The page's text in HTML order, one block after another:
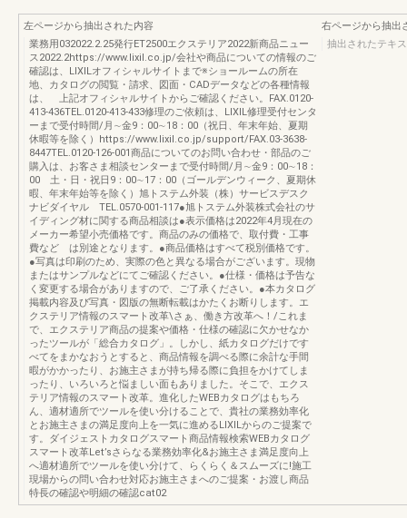
左ページから抽出された内容
業務用032022.2.25発行ET2500エクステリア2022新商品ニュー
ス2022.2https://www.lixil.co.jp/会社や商品についての情報のご
確認は、LIXILオフィシャルサイトまで※ショールームの所在
地、カタログの閲覧・請求、図面・CADデータなどの各種情報
は、 上記オフィシャルサイトからご確認ください。FAX.0120-
413-436TEL.0120-413-433修理のご依頼は、LIXIL修理受付センタ
ーまで受付時間/月∼金9：00∼18：00（祝日、年末年始、夏期
休暇等を除く）https://www.lixil.co.jp/support/FAX.03-3638-
8447TEL.0120-126-001商品についてのお問い合わせ・部品のご
購入は、お客さま相談センターまで受付時間/月∼金9：00∼18：
00 土・日・祝日9：00∼17：00（ゴールデンウィーク、夏期休
暇、年末年始等を除く）旭トステム外装（株）サービスデスク
ナビダイヤル TEL.0570-001-117●旭トステム外装株式会社のサ
イディング材に関する商品相談は●表示価格は2022年4月現在の
メーカー希望小売価格です。商品のみの価格で、取付費・工事
費など は別途となります。●商品価格はすべて税別価格です。
●写真は印刷のため、実際の色と異なる場合がございます。現物
またはサンプルなどにてご確認ください。●仕様・価格は予告な
く変更する場合がありますので、ご了承ください。●本カタログ
掲載内容及び写真・図版の無断転載はかたくお断りします。エ
クステリア情報のスマート改革\さぁ、働き方改革へ！/これま
で、エクステリア商品の提案や価格・仕様の確認に欠かせなか
ったツールが「総合カタログ」。しかし、紙カタログだけです
べてをまかなおうとすると、商品情報を調べる際に余計な手間
暇がかかったり、お施主さまが持ち帰る際に負担をかけてしま
ったり、いろいろと悩ましい面もありました。そこで、エクス
テリア情報のスマート改革。進化したWEBカタログはもちろ
ん、適材適所でツールを使い分けることで、貴社の業務効率化
とお施主さまの満足度向上を一気に進めるLIXILからのご提案で
す。ダイジェストカタログスマート商品情報検索WEBカタログ
スマート改革Let’sさらなる業務効率化&お施主さま満足度向上
へ適材適所でツールを使い分けて、らくらく＆スムーズに!施工
現場からの問い合わせ対応お施主さまへのご提案・お渡し商品
特長の確認や明細の確認cat02
右ページから抽出
抽出されたテキ